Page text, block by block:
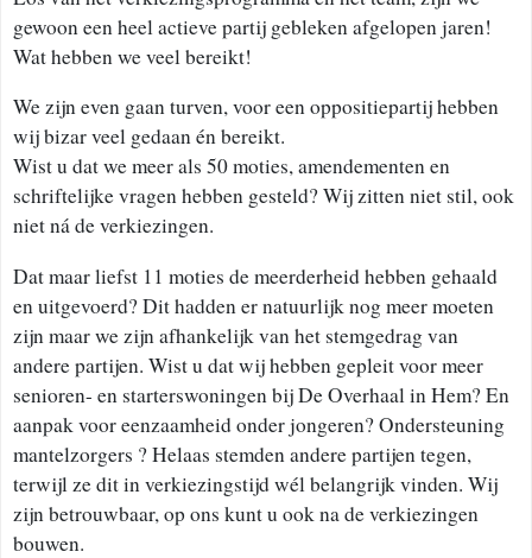
gewoon een heel actieve partij gebleken afgelopen jaren!
Wat hebben we veel bereikt!
We zijn even gaan turven, voor een oppositiepartij hebben
wij bizar veel gedaan én bereikt.
Wist u dat we meer als 50 moties, amendementen en
schriftelijke vragen hebben gesteld? Wij zitten niet stil, ook
niet ná de verkiezingen.
Dat maar liefst 11 moties de meerderheid hebben gehaald
en uitgevoerd? Dit hadden er natuurlijk nog meer moeten
zijn maar we zijn afhankelijk van het stemgedrag van
andere partijen. Wist u dat wij hebben gepleit voor meer
senioren- en starterswoningen bij De Overhaal in Hem? En
aanpak voor eenzaamheid onder jongeren? Ondersteuning
mantelzorgers ? Helaas stemden andere partijen tegen,
terwijl ze dit in verkiezingstijd wél belangrijk vinden. Wij
zijn betrouwbaar, op ons kunt u ook na de verkiezingen
bouwen.